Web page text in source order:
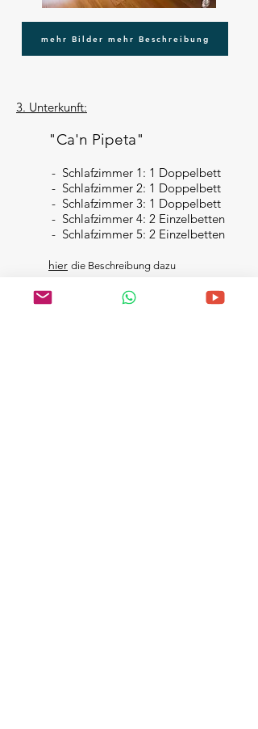
mehr Bilder mehr Beschreibung
3. Unterkunft:
"Ca'n Pipeta"
- Schlafzimmer 1: 1 Doppelbett
- Schlafzimmer 2: 1 Doppelbett
- Schlafzimmer 3: 1 Doppelbett
- Schlafzimmer 4: 2 Einzelbetten
- Schlafzimmer 5: 2 Einzelbetten
hier die Beschreibung dazu